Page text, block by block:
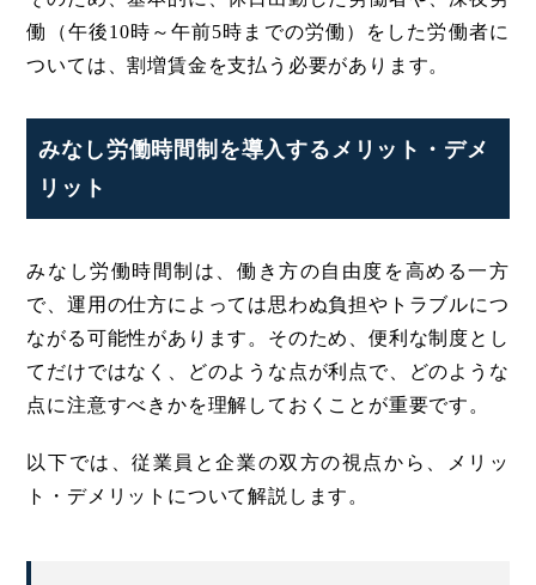
働（午後10時～午前5時までの労働）をした労働者に
ついては、割増賃金を支払う必要があります。
みなし労働時間制を導入するメリット・デメ
リット
みなし労働時間制は、働き方の自由度を高める一方
で、運用の仕方によっては思わぬ負担やトラブルにつ
ながる可能性があります。そのため、便利な制度とし
てだけではなく、どのような点が利点で、どのような
点に注意すべきかを理解しておくことが重要です。
以下では、従業員と企業の双方の視点から、メリッ
ト・デメリットについて解説します。